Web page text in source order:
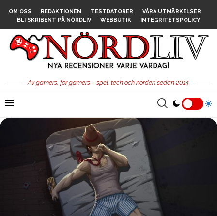
OM OSS REDAKTIONEN TESTDATORER
VÅRA UTMÄRKELSER
BLI SKRIBENT PÅ NÖRDLIV
WEBBUTIK INTEGRITETSPOLICY
Av gamers, för gamers – spel, tech och nörderi sedan 2014.